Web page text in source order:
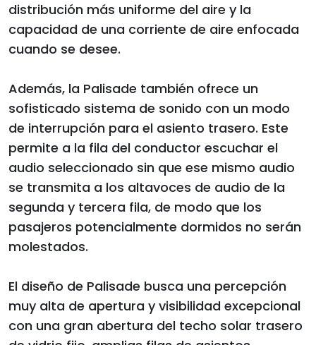
distribución más uniforme del aire y la
capacidad de una corriente de aire enfocada
cuando se desee.
Además, la Palisade también ofrece un
sofisticado sistema de sonido con un modo
de interrupción para el asiento trasero. Este
permite a la fila del conductor escuchar el
audio seleccionado sin que ese mismo audio
se transmita a los altavoces de audio de la
segunda y tercera fila, de modo que los
pasajeros potencialmente dormidos no serán
molestados.
El diseño de Palisade busca una percepción
muy alta de apertura y visibilidad excepcional
con una gran abertura del techo solar trasero